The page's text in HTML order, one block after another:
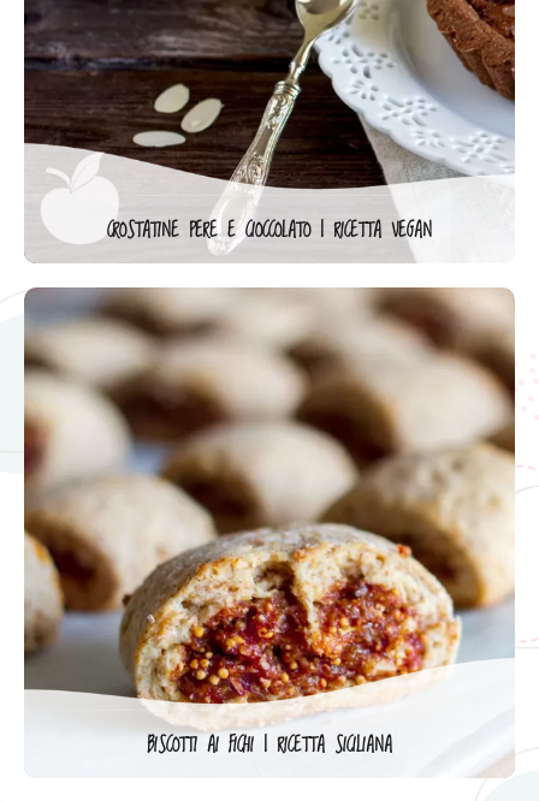
CROSTATINE PERE E CIOCCOLATO | RICETTA VEGAN
BISCOTTI AI FICHI | RICETTA SICILIANA